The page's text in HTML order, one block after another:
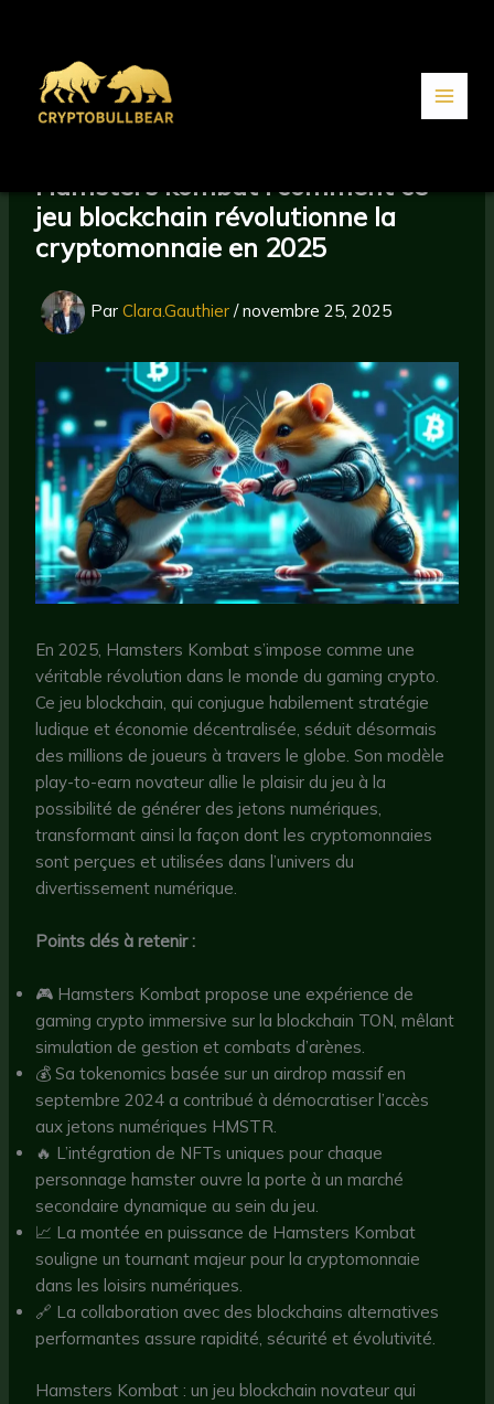
Hamsters kombat : comment ce
jeu blockchain révolutionne la
cryptomonnaie en 2025
ParClara.Gauthier/novembre 25, 2025
En 2025, Hamsters Kombat s’impose comme une
véritable révolution dans le monde du gaming crypto.
Ce jeu blockchain, qui conjugue habilement stratégie
ludique et économie décentralisée, séduit désormais
des millions de joueurs à travers le globe. Son modèle
play-to-earn novateur allie le plaisir du jeu à la
possibilité de générer des jetons numériques,
transformant ainsi la façon dont les cryptomonnaies
sont perçues et utilisées dans l’univers du
divertissement numérique.
Points clés à retenir :
🎮 Hamsters Kombat propose une expérience de
gaming crypto immersive sur la blockchain TON, mêlant
simulation de gestion et combats d’arènes.
💰 Sa tokenomics basée sur un airdrop massif en
septembre 2024 a contribué à démocratiser l’accès
aux jetons numériques HMSTR.
🔥 L’intégration de NFTs uniques pour chaque
personnage hamster ouvre la porte à un marché
secondaire dynamique au sein du jeu.
📈 La montée en puissance de Hamsters Kombat
souligne un tournant majeur pour la cryptomonnaie
dans les loisirs numériques.
🔗 La collaboration avec des blockchains alternatives
performantes assure rapidité, sécurité et évolutivité.
Hamsters Kombat : un jeu blockchain novateur qui